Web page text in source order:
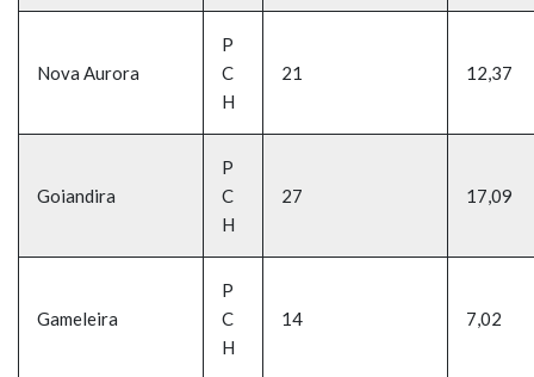
Nova Aurora
P
C
H
21 12,37
Goiandira
P
C
H
27 17,09
Gameleira
P
C
H
14 7,02